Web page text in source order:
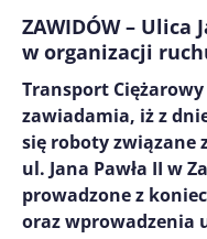
ZAWIDÓW – Ulica
w organizacji
Transport
zawiadamia, iż z
się roboty związane
ul. Jana Pawła II w
prowadzone z
oraz wprowadzenia